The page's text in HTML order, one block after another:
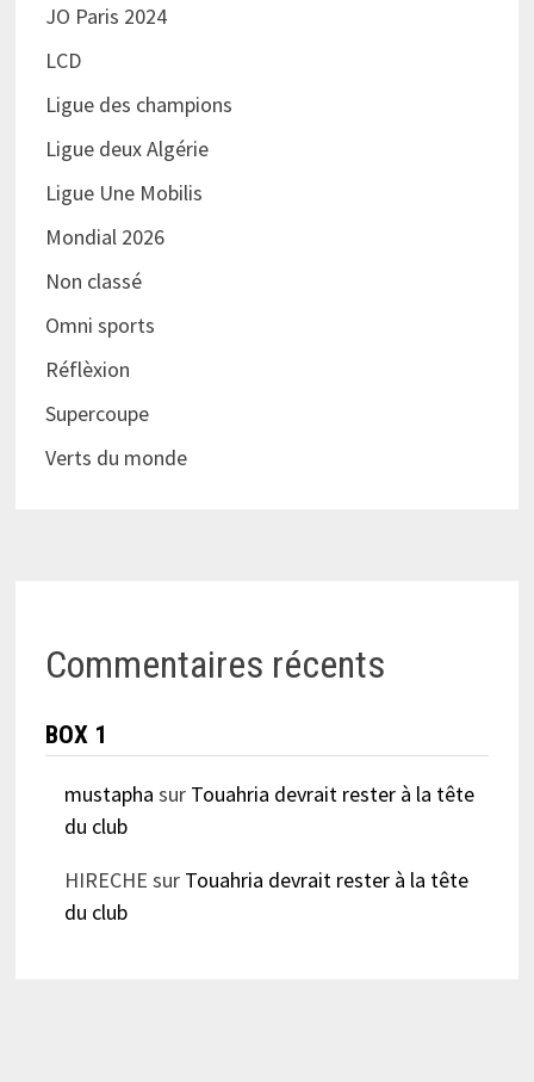
JO Paris 2024
LCD
Ligue des champions
Ligue deux Algérie
Ligue Une Mobilis
Mondial 2026
Non classé
Omni sports
Réflèxion
Supercoupe
Verts du monde
Commentaires récents
BOX 1
mustapha sur Touahria devrait rester à la tête
du club
HIRECHE sur Touahria devrait rester à la tête
du club